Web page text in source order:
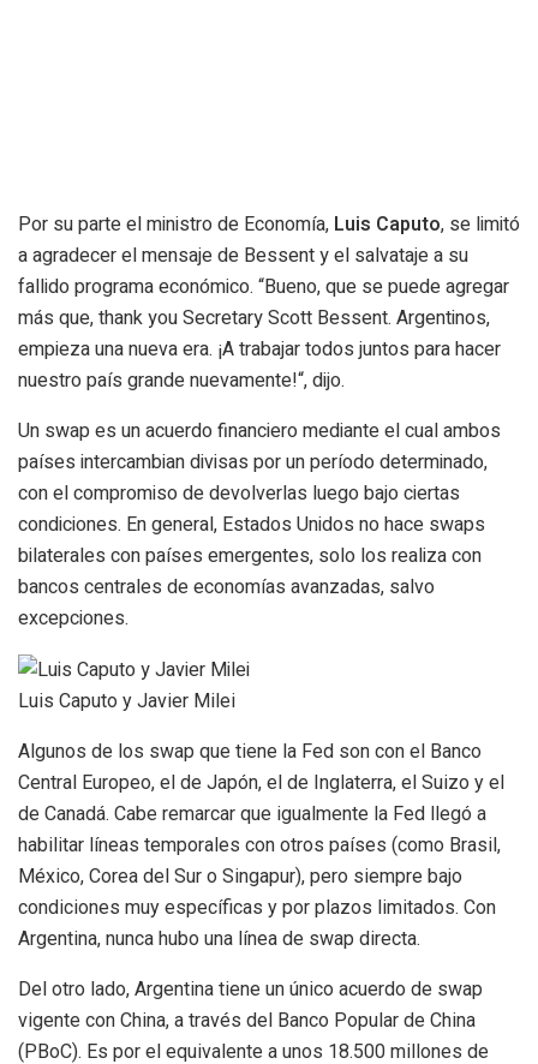
Por su parte el ministro de Economía, Luis Caputo, se limitó
a agradecer el mensaje de Bessent y el salvataje a su
fallido programa económico. “Bueno, que se puede agregar
más que, thank you Secretary Scott Bessent. Argentinos,
empieza una nueva era. ¡A trabajar todos juntos para hacer
nuestro país grande nuevamente!“, dijo.
Un swap es unacuerdo financiero mediante el cual ambos
países intercambian divisas por un período determinado,
con el compromiso de devolverlas luego bajo ciertas
condiciones. En general, Estados Unidos no hace swaps
bilaterales con países emergentes, solo los realiza con
bancos centrales de economías avanzadas, salvo
excepciones.
Luis Caputo y Javier Milei
Algunos de los swap que tiene la Fed son con el Banco
Central Europeo, el de Japón, el de Inglaterra, el Suizo y el
de Canadá. Cabe remarcar que igualmente la Fed llegó a
habilitar líneas temporales con otros países (como Brasil,
México, Corea del Sur o Singapur), pero siempre bajo
condiciones muy específicas y por plazos limitados. Con
Argentina, nunca hubo una línea de swap directa.
Del otro lado, Argentina tiene un único acuerdo de swap
vigente con China, a través del Banco Popular de China
(PBoC). Es por el equivalente a unos 18.500 millones de